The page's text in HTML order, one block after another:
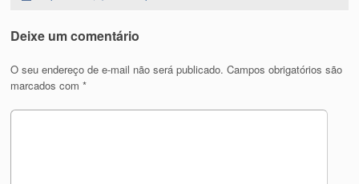
Deixe um comentário
O seu endereço de e-mail não será publicado. Campos obrigatórios são
marcados com*